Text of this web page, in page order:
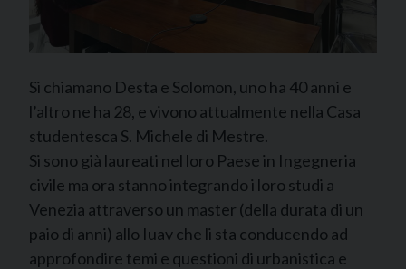
Si chiamano Desta e Solomon, uno ha 40 anni e
l’altro ne ha 28, e vivono attualmente nella Casa
studentesca S. Michele di Mestre.
Si sono già laureati nel loro Paese in Ingegneria
civile ma ora stanno integrando i loro studi a
Venezia attraverso un master (della durata di un
paio di anni) allo Iuav che li sta conducendo ad
approfondire temi e questioni di urbanistica e